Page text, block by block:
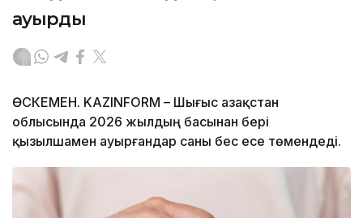
ауырды
ӨСКЕМЕН. KAZINFORM – Шығыс Қазақстан
облысында 2026 жылдың басынан бері
қызылшамен ауырғандар саны бес есе төмендеді.